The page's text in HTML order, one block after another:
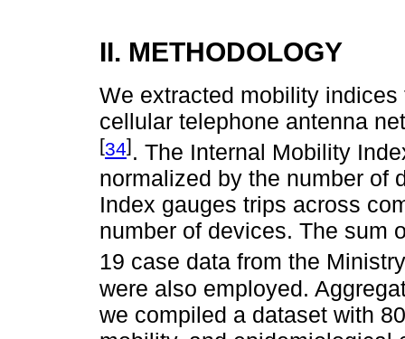
II. METHODOLOGY
We extracted mobility
cellular telephone antenna
[34]. The Internal Mobility
normalized by the number of
Index gauges trips across
number of devices. The sum
19 case data from the
were also employed.
we compiled a dataset with